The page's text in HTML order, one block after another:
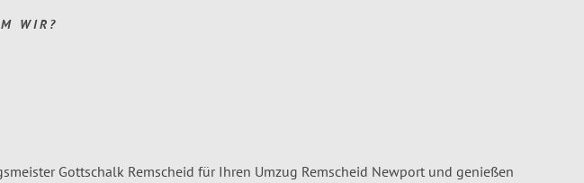
WIR?
Gottschalk Remscheid für Ihren Umzug Remscheid Newport und genießen